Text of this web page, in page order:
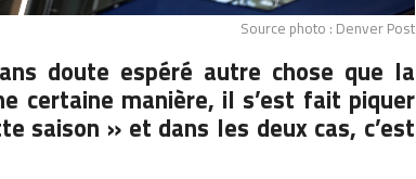
Source photo : Denver Post
doute espéré autre chose que la
certaine manière, il s’est fait piquer
saison » et dans les deux cas, c’est